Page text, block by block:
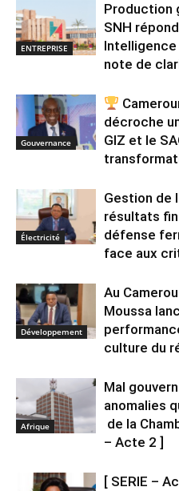
ENTREPRISE
Production
SNH
note de
Gouvernance
décroche
GIZ et le
Électricité
Gestion de
résultats
défense
face aux
Développement
Au
Moussa
culture du
Afrique
Mal
anomalies
de la
– Acte 2 ]
[ SERIE –